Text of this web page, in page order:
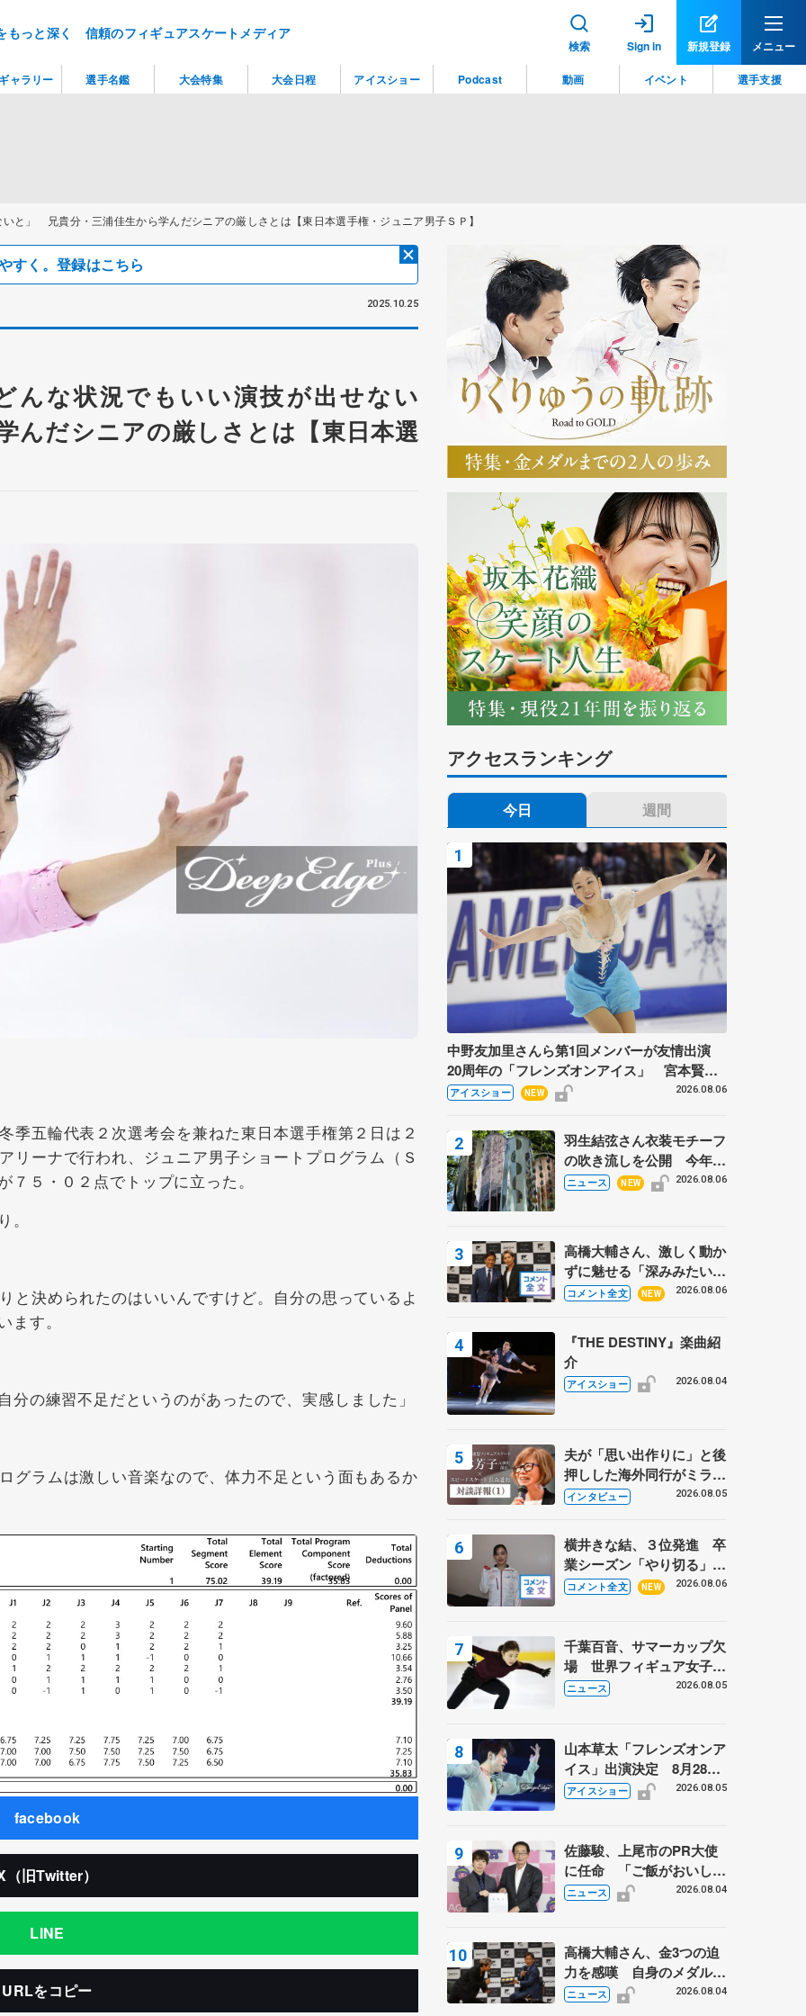
もっと深く 信頼のフィギュアスケートメディア
検索 Sign in 新規登録 メニュー
と」 兄貴分・三浦佳生から学んだシニアの厳しさとは【東日本選手権・ジュニア男子ＳＰ】
すく。登録はこちら
2025.10.25
んな状況でもいい演技が出せない
だシニアの厳しさとは【東日本選
五輪代表２次選考会を兼ねた東日本選手権第２日は２
リーナで行われ、ジュニア男子ショートプログラム（Ｓ
５・０２点でトップに立った。
決められたのはいいんですけど。自分の思っているよ
す。
の練習不足だというのがあったので、実感しました」
ラムは激しい音楽なので、体力不足という面もあるか
facebook
（旧Twitter）
LINE
URLをコピー
アクセスランキング
今日 週間
中野友加里さんら第1回メンバーが友情出演
20周年の「フレンズオンアイス」 宮本賢二
さん、有川梨絵さん、田村岳斗さんも
アイスショー NEW 2026.08.06
羽生結弦さん衣装モチーフ
の吹き流しを公開 今年は
「春よ、来い」、仙台の瑞
ニュース NEW 2026.08.06
高橋大輔さん、激しく動か
ずに魅せる「深みみたいな
ものは出てきている？」
あい
コメント全文 NEW 2026.08.06
『THE DESTINY』楽曲紹
介
アイスショー 2026.08.04
夫が「思い出作りに」と後
押しした海外同行がミラノ
まで… 繁華街のリンクで
に 小林芳子さんが振り返
るスケート人生
インタビュー 2026.08.05
横井きな結、３位発進 卒
業シーズン「やり切る」
【みなとアクルス杯SP】
コメント全文 NEW 2026.08.06
千葉百音、サマーカップ欠
場 世界フィギュア女子2
位
ニュース 2026.08.05
山本草太「フレンズオンア
イス」出演決定 8月28日
（金）2公演のみ 荒川静
アイスショー 2026.08.05
佐藤駿、上尾市のPR大使
に任命 「ご飯がおいし
く、住みやすいのが魅力」
ニュース 2026.08.04
高橋大輔さん、金3つの迫
力を感嘆 自身のメダルは
「どちらに？」 〝リス兄
ニュース 2026.08.04
ャラリー 選手名鑑 大会特集 大会日程 アイスショー Podcast 動画 イベント 選手支援